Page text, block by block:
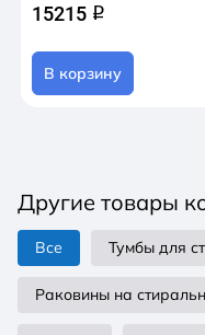
15215 q
В корзину
Другие товары
Все Тумбы для
Раковины на